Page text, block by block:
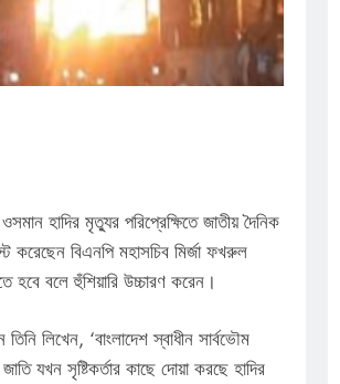
হাদির মৃত্যুর পরিপ্রেক্ষিতে জাতীয় দৈনিক
বিএনপি মহাসচিব মির্জা ফখরুল
বলে হুঁশিয়ারি উচ্চারণ করেন।
লিখেন, ‘বাংলাদেশ স্বাধীন সার্বভৌম
যখন সৃষ্টিকর্তার কাছে দোয়া করছে হাদির